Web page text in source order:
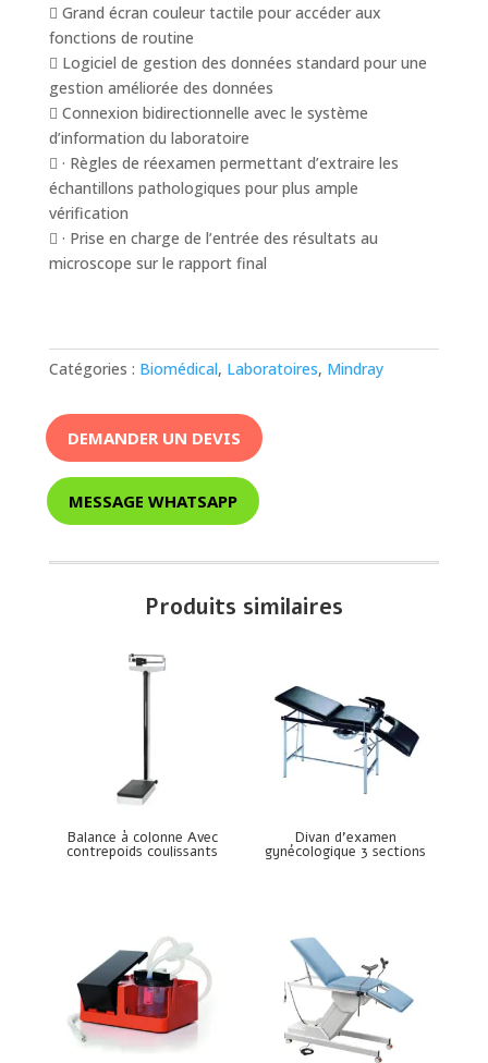
 Grand écran couleur tactile pour accéder aux
fonctions de routine
 Logiciel de gestion des données standard pour une
gestion améliorée des données
 Connexion bidirectionnelle avec le système
d’information du laboratoire
 · Règles de réexamen permettant d’extraire les
échantillons pathologiques pour plus ample
vérification
 · Prise en charge de l’entrée des résultats au
microscope sur le rapport final
Catégories : Biomédical, Laboratoires, Mindray
DEMANDER UN DEVIS
MESSAGE WHATSAPP
Produits similaires
Balance à colonne Avec
contrepoids coulissants
Divan d’examen
gynécologique 3 sections